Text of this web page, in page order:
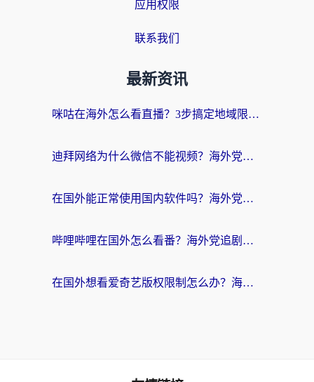
应用权限
联系我们
最新资讯
咪咕在海外怎么看直播？3步搞定地域限制，还能畅看腾讯视频与国内热剧
迪拜网络为什么微信不能视频？海外党必看的回国加速全攻略
在国外能正常使用国内软件吗？海外党亲测有效的无缝访问指南
哔哩哔哩在国外怎么看番？海外党追剧看片的终极解决方案
在国外想看爱奇艺版权限制怎么办？海外华人必看的追剧自由指南